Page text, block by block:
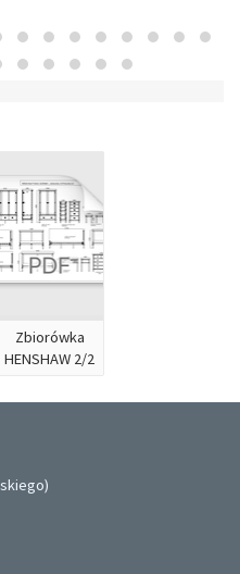
Zbiorówka
HENSHAW 2/2